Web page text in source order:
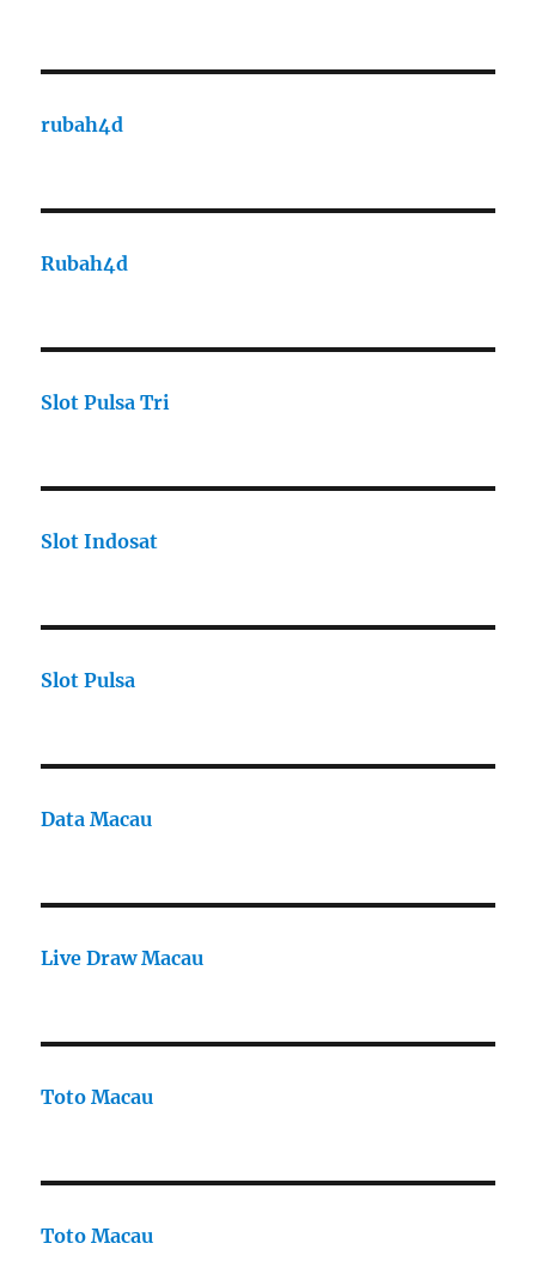
rubah4d
Rubah4d
Slot Pulsa Tri
Slot Indosat
Slot Pulsa
Data Macau
Live Draw Macau
Toto Macau
Toto Macau